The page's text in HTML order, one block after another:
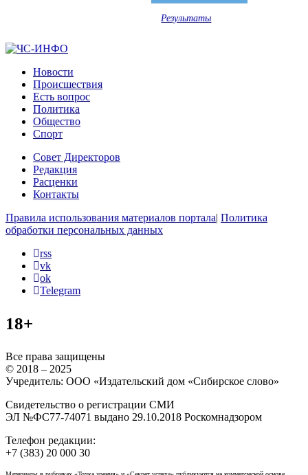
Результаты
Новости
Происшествия
Есть вопрос
Политика
Общество
Спорт
Совет Директоров
Редакция
Расценки
Контакты
Правила использования материалов портала| Политика
обработки персональных данных
rss
vk
ok
Telegram
18+
Все права защищены
© 2018 – 2025
Учредитель: ООО «Издательский дом «Сибирское слово»
Свидетельство о регистрации СМИ
ЭЛ №ФС77-74071 выдано 29.10.2018 Роскомнадзором
Телефон редакции:
+7 (383) 20 000 30